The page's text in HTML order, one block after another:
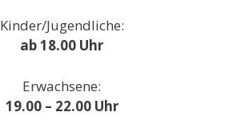
Kinder/Jugendliche:
ab 18.00 Uhr
Erwachsene:
19.00 – 22.00 Uhr